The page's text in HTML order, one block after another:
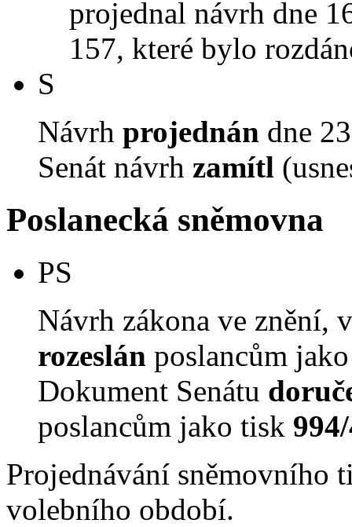
projednal návrh dne
157, které bylo
S
Návrh projednán dne
Senát návrh zamítl
Poslanecká sněmovna
PS
Návrh zákona ve znění,
rozeslán poslancům
Dokument Senátu
poslancům jako tisk
Projednávání sněmovního
volebního období.